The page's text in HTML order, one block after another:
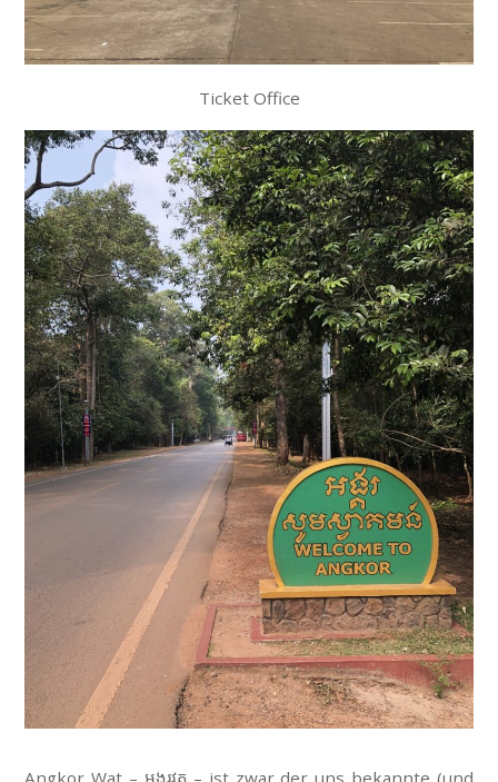
Ticket Office
Angkor Wat – អង្គរវត្ – ist zwar der uns bekannte (und